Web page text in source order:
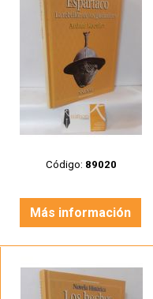
Código: 89020
Más información